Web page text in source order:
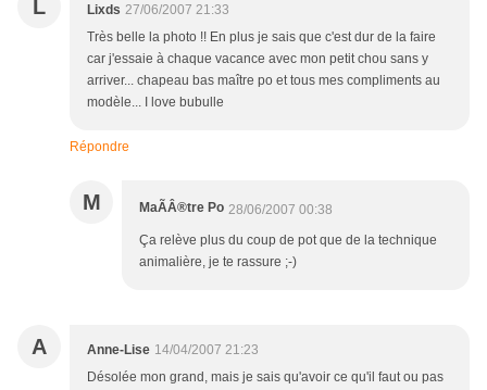
L Lixds 27/06/2007 21:33
Très belle la photo !! En plus je sais que c'est dur de la faire
car j'essaie à chaque vacance avec mon petit chou sans y
arriver... chapeau bas maître po et tous mes compliments au
modèle... I love bubulle
Répondre
M MaÃÂ®tre Po 28/06/2007 00:38
Ça relève plus du coup de pot que de la technique
animalière, je te rassure ;-)
A Anne-Lise 14/04/2007 21:23
Désolée mon grand, mais je sais qu'avoir ce qu'il faut ou pas